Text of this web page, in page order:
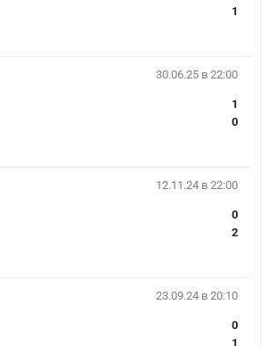
1
30.06.25 в 22:00
1
0
12.11.24 в 22:00
0
2
23.09.24 в 20:10
0
1